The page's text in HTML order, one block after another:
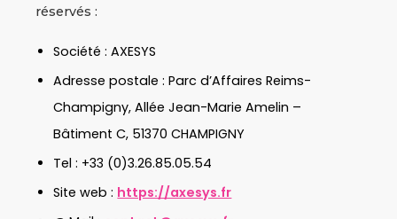
réservés :
Société : AXESYS
Adresse postale : Parc d’Affaires Reims-
Champigny, Allée Jean-Marie Amelin –
Bâtiment C, 51370 CHAMPIGNY
Tel : +33 (0)3.26.85.05.54
Site web : https://axesys.fr